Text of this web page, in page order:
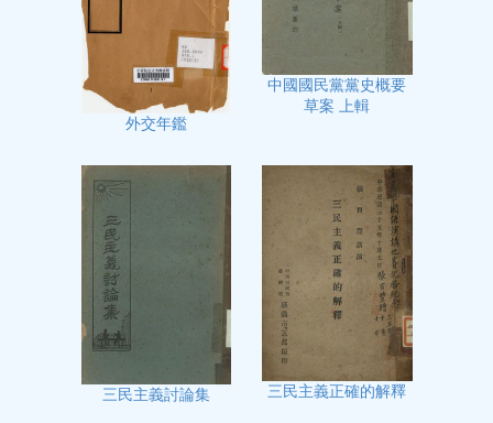
外交年鑑
中國國民黨黨史概要
草案 上輯
三民主義討論集 三民主義正確的解釋